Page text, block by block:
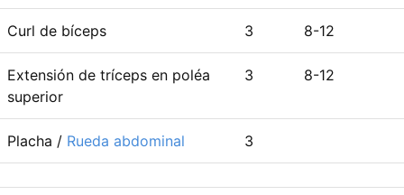
Curl de bíceps 3 8-12
Extensión de tríceps en poléa
superior
3 8-12
Placha / Rueda abdominal 3